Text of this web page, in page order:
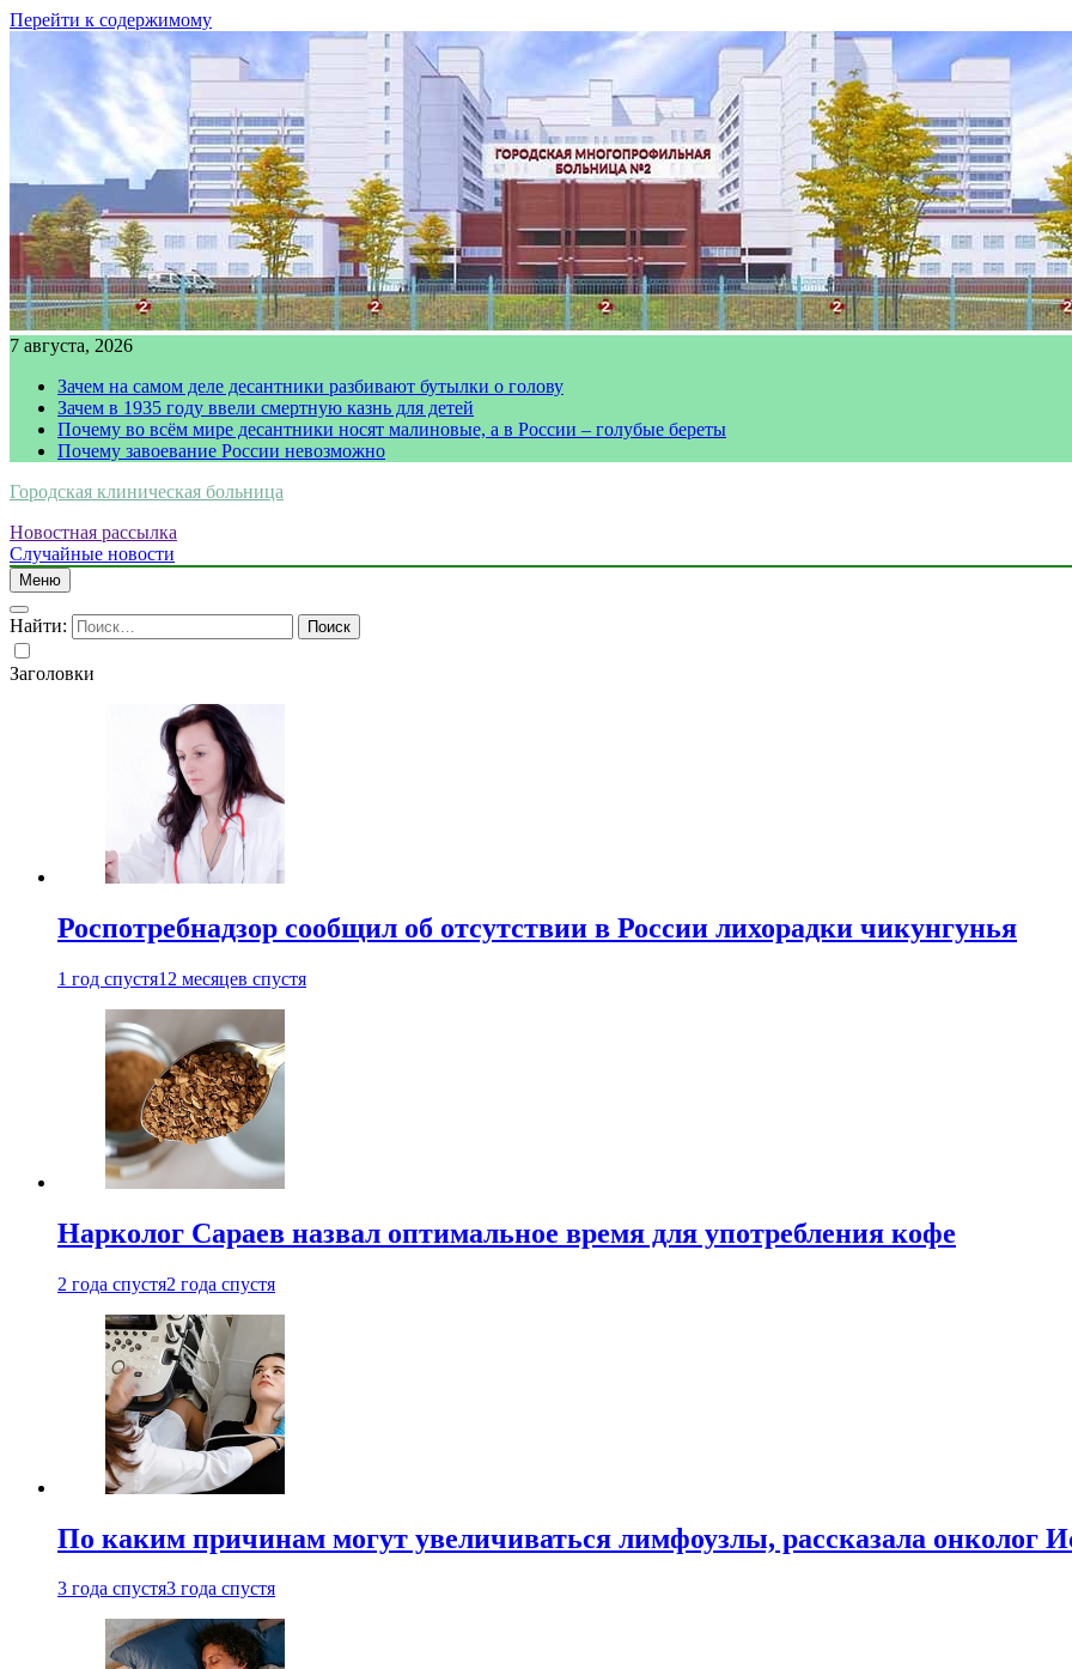
Перейти к содержимому
7 августа, 2026
Зачем на самом деле десантники разбивают бутылки о голову
Зачем в 1935 году ввели смертную казнь для детей
Почему во всём мире десантники носят малиновые, а в России – голубые береты
Почему завоевание России невозможно
Городская клиническая больница
Новостная рассылка
Случайные новости
Меню
Найти:
Заголовки
Роспотребнадзор сообщил об отсутствии в России лихорадки чикунгунья
1 год спустя12 месяцев спустя
Нарколог Сараев назвал оптимальное время для употребления кофе
2 года спустя2 года спустя
По каким причинам могут увеличиваться лимфоузлы, рассказала онколог
3 года спустя3 года спустя